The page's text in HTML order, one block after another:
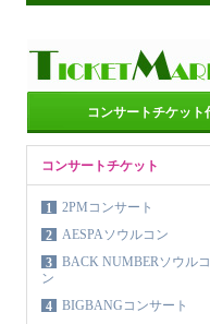
コンサートチケット
コンサートチケット
1
2PMコンサート
2
AESPAソウルコン
3
BACK NUMBERソウルコ
ン
4
BIGBANGコンサート